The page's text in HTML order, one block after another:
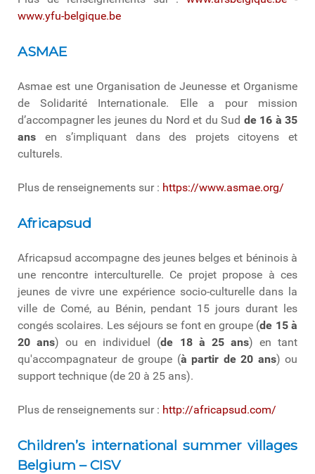
www.yfu-belgique.be
ASMAE
Asmae est une Organisation de Jeunesse et Organisme
de Solidarité Internationale. Elle a pour mission
d’accompagner les jeunes du Nord et du Sud de 16 à 35
ans en s’impliquant dans des projets citoyens et
culturels.
Plus de renseignements sur : https://www.asmae.org/
Africapsud
Africapsud accompagne des jeunes belges et béninois à
une rencontre interculturelle. Ce projet propose à ces
jeunes de vivre une expérience socio-culturelle dans la
ville de Comé, au Bénin, pendant 15 jours durant les
congés scolaires. Les séjours se font en groupe (de 15 à
20 ans) ou en individuel (de 18 à 25 ans) en tant
qu'accompagnateur de groupe (à partir de 20 ans) ou
support technique (de 20 à 25 ans).
Plus de renseignements sur : http://africapsud.com/
Children’s international summer villages
Belgium – CISV